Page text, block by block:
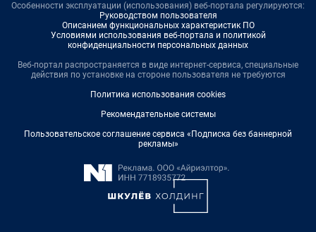
Особенности эксплуатации (использования) веб-портала регулируются:
Руководством пользователя
Описанием функциональных характеристик ПО
Условиями использования веб-портала и политикой
конфиденциальности персональных данных
Веб-портал распространяется в виде интернет-сервиса, специальные
действия по установке на стороне пользователя не требуются
Политика использования cookies
Рекомендательные системы
Пользовательское соглашение сервиса «Подписка без баннерной
рекламы»